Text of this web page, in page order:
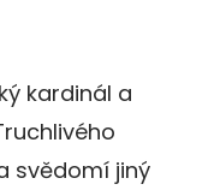
kardinál a
svědomí jiný